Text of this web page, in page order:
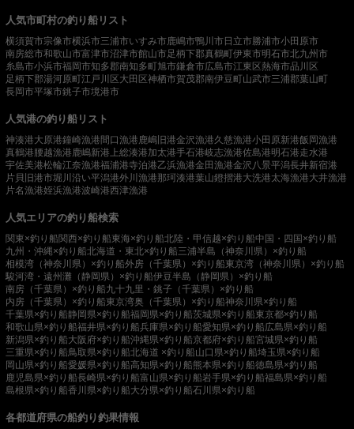
人気市町村の釣り船リスト
横須賀市宗像市横浜市三浦市いすみ市鹿嶋市鴨川市 日立市勝浦市小田原市
南房総市和歌山市富津市沼津市館山市足柄下郡真鶴町伊東市明石市北九州市
糸島市小浜市福岡市知多郡南知多町旭市鎌倉市広島市江東区熱海市品川区
足柄下郡湯河原町江戸川区 大田区神栖市賀茂郡南伊豆町山武市三浦郡葉山町
長岡市平塚市銚子市境港市
人気港の釣り船リスト
神湊港大原港鐘崎漁港 間口漁港鹿嶋旧港金沢漁港久慈漁港小田原新港飯岡漁港
真鶴港 腰越漁港鹿嶋新港 上総湊港加太港手石港岐志漁港佐島港明石港走水港
宇佐美港松輪江奈漁港福浦港寺泊港乙浜漁港金田漁港金沢八景平潟長井新宿港
片貝旧港市堀川沿い平潟港外川漁港那珂湊港葉山鐙摺港大洗港太海漁港大井漁港
片名漁港姪浜漁港波崎港西津漁港
人気エリアの釣り船検索
関東×釣り船関西×釣り船東海×釣り船北陸・甲信越×釣り船中国・四国×釣り船
九州・沖縄×釣り船北海道・東北×釣り船三浦半島（神奈川県）×釣り船
相模湾（神奈川県）×釣り船外房（千葉県）×釣り船東京湾（神奈川県）×釣り船
駿河湾・遠州灘（静岡県）×釣り船伊豆半島（静岡県）×釣り船
南房（千葉県）×釣り船九十九里・銚子（千葉県）×釣り船
内房（千葉県）×釣り船東京湾奥（千葉県）×釣り船神奈川県×釣り船
千葉県×釣り船静岡県×釣り船福岡県×釣り船茨城県×釣り船東京都×釣り船
和歌山県×釣り船福井県×釣り船兵庫県×釣り船愛知県×釣り船広島県×釣り船
新潟県×釣り船大阪府×釣り船沖縄県×釣り船京都府×釣り船宮城県×釣り船
三重県×釣り船鳥取県×釣り船北海道 ×釣り船山口県×釣り船埼玉県×釣り船
岡山県×釣り船愛媛県×釣り船高知県×釣り船熊本県×釣り船徳島県×釣り船
鹿児島県×釣り船長崎県×釣り船富山県×釣り船岩手県×釣り船福島県×釣り船
島根県×釣り船香川県×釣り船大分県×釣り船石川県×釣り船
各都道府県の船釣り釣果情報